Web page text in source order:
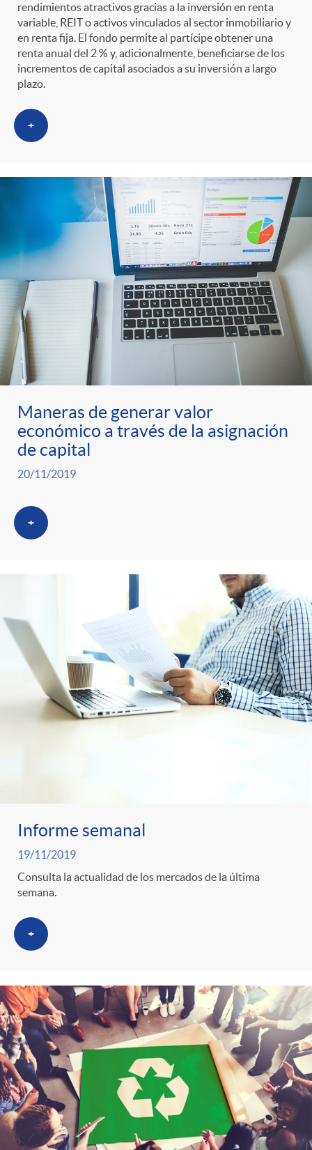
rendimientos atractivos gracias a la inversión en renta
variable, REIT o activos vinculados al sector inmobiliario y
en renta fija. El fondo permite al partícipe obtener una
renta anual del 2 % y, adicionalmente, beneficiarse de los
incrementos de capital asociados a su inversión a largo
plazo.
+
Maneras de generar valor
económico a través de la asignación
de capital
20/11/2019
+
Informe semanal
19/11/2019
Consulta la actualidad de los mercados de la última
semana.
+